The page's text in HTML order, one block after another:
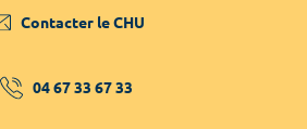
Contacter le CHU
04 67 33 67 33